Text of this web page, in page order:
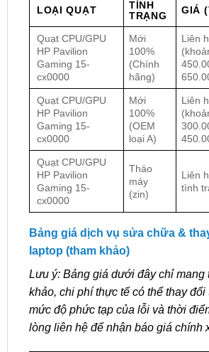
LOẠI QUẠT
TÌNH
TRẠNG
GIÁ
Quạt CPU/GPU
HP Pavilion
Gaming 15-
cx0000
Mới
100%
(Chính
hãng)
Liên
Quạt CPU/GPU
HP Pavilion
Gaming 15-
cx0000
Mới
100%
(OEM
loại A)
Liên
Quạt CPU/GPU
HP Pavilion
Gaming 15-
cx0000
Tháo
máy
(zin)
Liên
tình
Bảng giá dịch vụ sửa chữa &
laptop (tham khảo)
Lưu ý: Bảng giá dưới đây chỉ mang
khảo, chi phí thực tế có thể thay đổi
mức độ phức tạp của lỗi và thời
lòng liên hệ để nhận báo giá chính